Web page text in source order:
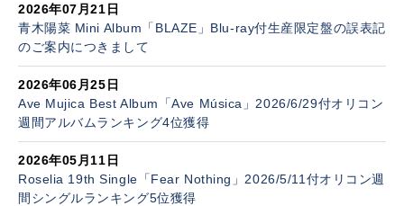
2026年07月21日
青木陽菜 Mini Album「BLAZE」Blu-ray付生産限定盤の誤表記
のご案内につきまして
2026年06月25日
Ave Mujica Best Album「Ave Música」2026/6/29付オリコン
週間アルバムランキング4位獲得
2026年05月11日
Roselia 19th Single「Fear Nothing」2026/5/11付オリコン週
間シングルランキング5位獲得